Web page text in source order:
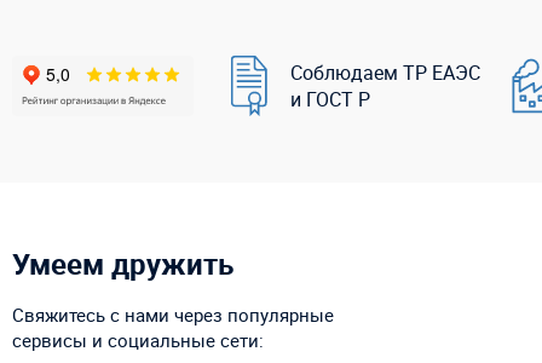
Соблюдаем ТР ЕАЭС
и ГОСТ Р
Умеем дружить
Свяжитесь с нами через популярные
сервисы и социальные сети: